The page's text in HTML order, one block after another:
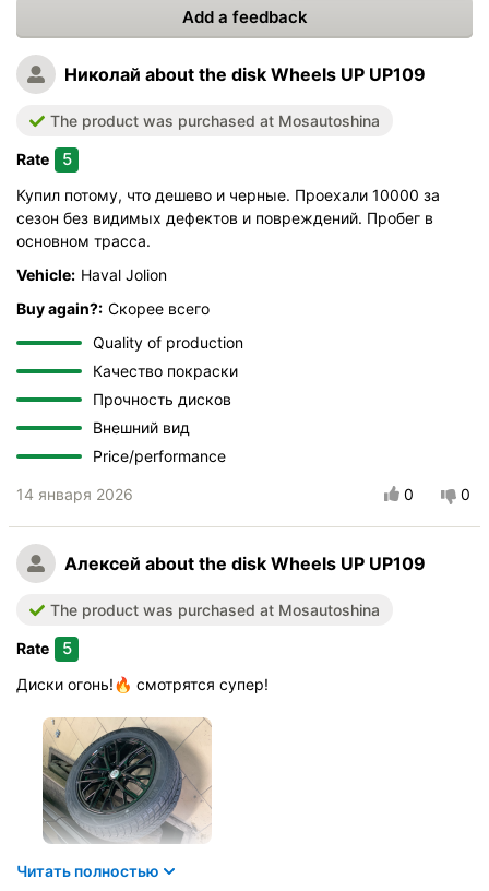
Add a feedback
Николай about the disk Wheels UP UP109
The product was purchased at Mosautoshina
Rate 5
Купил потому, что дешево и черные. Проехали 10000 за
сезон без видимых дефектов и повреждений. Пробег в
основном трасса.
Vehicle: Haval Jolion
Buy again?: Скорее всего
Quality of production
Качество покраски
Прочность дисков
Внешний вид
Price/performance
14 января 2026 0 0
Алексей about the disk Wheels UP UP109
The product was purchased at Mosautoshina
Rate 5
Диски огонь!🔥 смотрятся супер!
Vehicle: Omoda C5
Читать полностью